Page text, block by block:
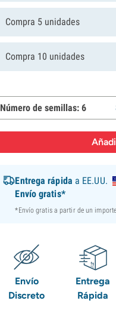
Compra 5 unidades
Compra 10 unidades
Número de semillas: 6
Entrega rápida a EE.UU.
Envío gratis*
*Envío gratis a partir de un
Envío
Discreto
Entrega
Rápida